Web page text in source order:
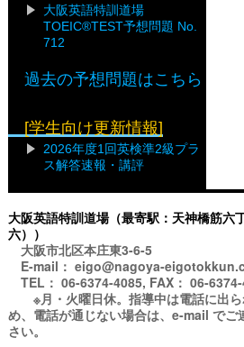
大阪英語特訓道場
TOEIC®TEST予想問題 No.
712
過去の予想問題はこちら
[学生向け更新情報]
2026年度1回英検準2級プラ
ス解答速報・講評
大阪英語特訓道場（最寄駅：天神橋筋六
六））
大阪市北区本庄東3-6-5
E-mail： eigo@nagoya-
TEL： 06-6374-4085, FAX： 06-
※月・火曜日休。指導中は電話に出ら
め、電話が通じない場合は、e-mail でご
さい。